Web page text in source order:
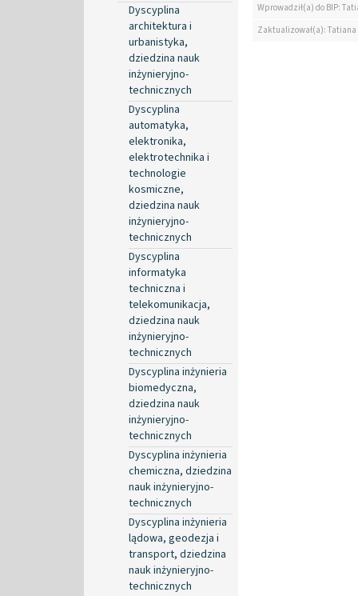
Dyscyplina
architektura i
urbanistyka,
dziedzina nauk
inżynieryjno-
technicznych
Dyscyplina
automatyka,
elektronika,
elektrotechnika i
technologie
kosmiczne,
dziedzina nauk
inżynieryjno-
technicznych
Dyscyplina
informatyka
techniczna i
telekomunikacja,
dziedzina nauk
inżynieryjno-
technicznych
Dyscyplina inżynieria
biomedyczna,
dziedzina nauk
inżynieryjno-
technicznych
Dyscyplina inżynieria
chemiczna, dziedzina
nauk inżynieryjno-
technicznych
Dyscyplina inżynieria
lądowa, geodezja i
transport, dziedzina
nauk inżynieryjno-
technicznych
Wprowadził(a) do BIP:
Zaktualizował(a):